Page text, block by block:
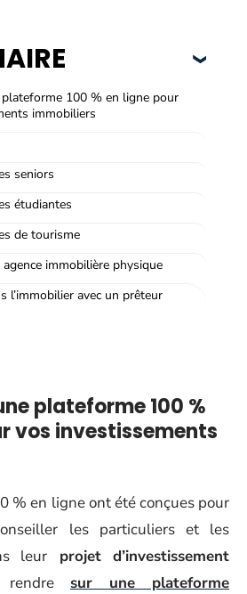
plateforme 100 % en ligne pour
immobiliers
seniors
étudiantes
de tourisme
agence immobilière physique
l’immobilier avec un prêteur
plateforme 100 %
vos investissements
% en ligne ont été conçues pour
les particuliers et les
leur projet d’investissement
sur une plateforme